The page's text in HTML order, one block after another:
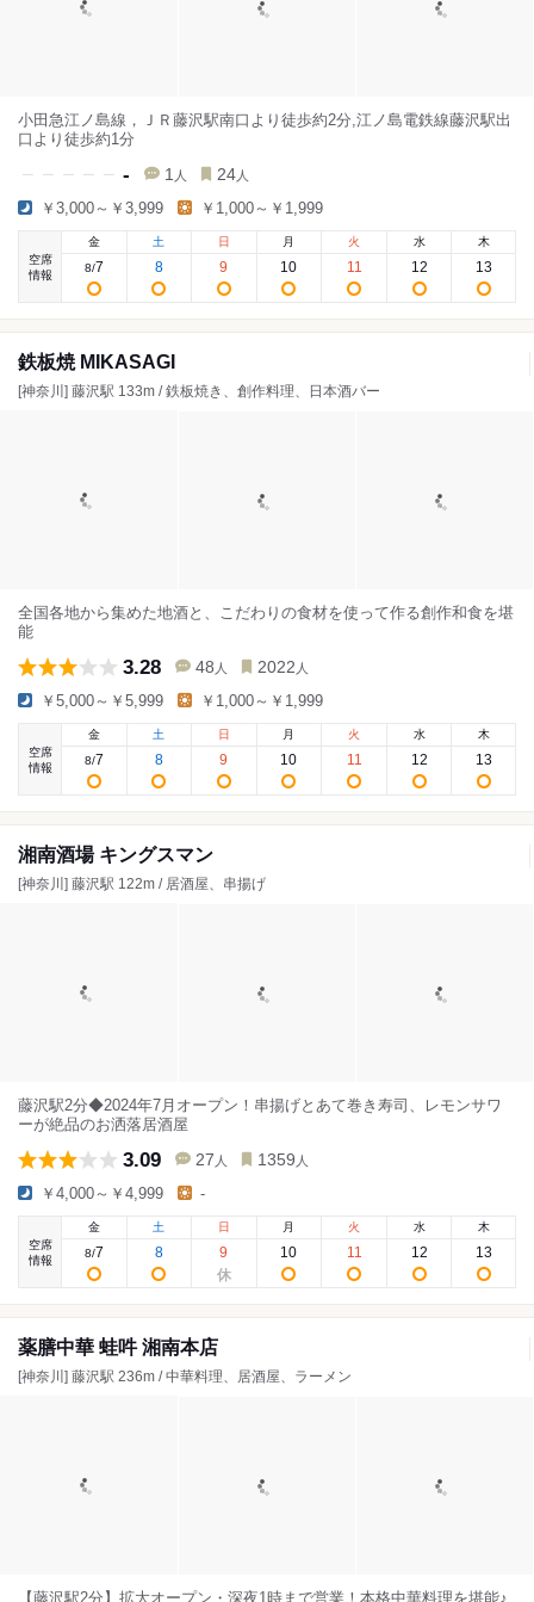
小田急江ノ島線，ＪＲ藤沢駅南口より徒歩約2分,江ノ島電鉄線藤沢駅出
口より徒歩約1分
- 1 人 24 人
￥3,000～￥3,999 ￥1,000～￥1,999
空席
情報
金
8/7
土
8
日
9
月
10
火
11
水
12
木
13
鉄板焼 MIKASAGI
[神奈川] 藤沢駅 133m / 鉄板焼き、創作料理、日本酒バー
全国各地から集めた地酒と、こだわりの食材を使って作る創作和食を堪
能
3.28 48 人 2022 人
￥5,000～￥5,999 ￥1,000～￥1,999
空席
情報
金
8/7
土
8
日
9
月
10
火
11
水
12
木
13
湘南酒場 キングスマン
[神奈川] 藤沢駅 122m / 居酒屋、串揚げ
藤沢駅2分◆2024年7月オープン！串揚げとあて巻き寿司、レモンサワ
ーが絶品のお洒落居酒屋
3.09 27 人 1359 人
￥4,000～￥4,999 -
空席
情報
金
8/7
土
8
日
9
月
10
火
11
水
12
木
13
薬膳中華 蛙吽 湘南本店
[神奈川] 藤沢駅 236m / 中華料理、居酒屋、ラーメン
【藤沢駅2分】拡大オープン・深夜1時まで営業！本格中華料理を堪能♪